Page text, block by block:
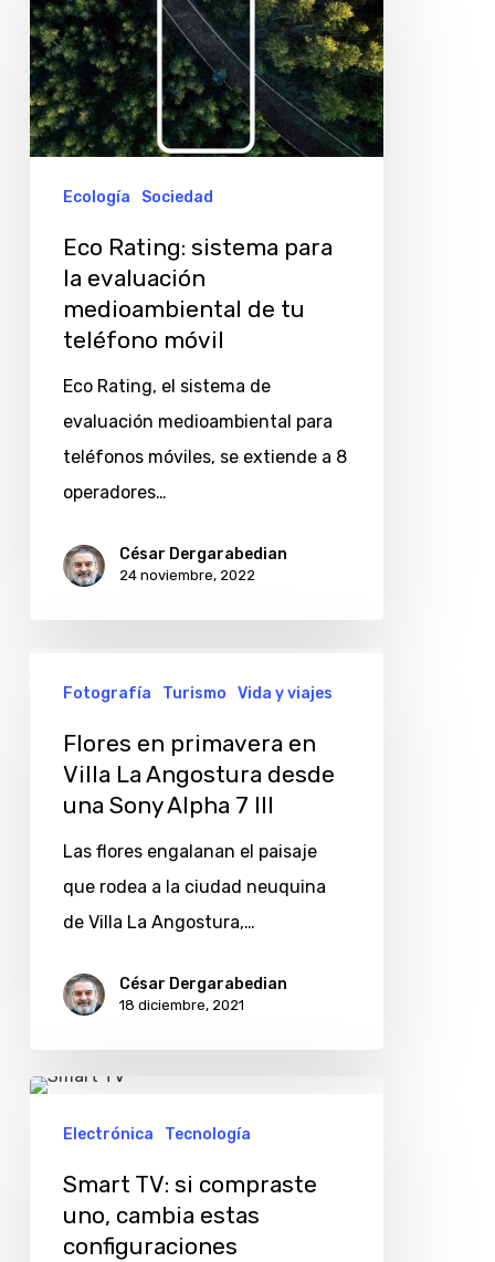
Rating:
sistema
para
la
evaluación
medioambiental
teléfono
móvil
Ecología Sociedad
Eco Rating: sistema para
la evaluación
medioambiental de tu
teléfono móvil
Eco Rating, el sistema de
evaluación medioambiental para
teléfonos móviles, se extiende a 8
operadores…
César Dergarabedian
24 noviembre, 2022
primavera
desde
Sony
Alpha
III
Fotografía Turismo Vida y viajes
Flores en primavera en
Villa La Angostura desde
una Sony Alpha 7 III
Las flores engalanan el paisaje
que rodea a la ciudad neuquina
de Villa La Angostura,…
César Dergarabedian
18 diciembre, 2021
Smart
compraste
Electrónica Tecnología
Smart TV: si compraste
uno, cambia estas
configuraciones